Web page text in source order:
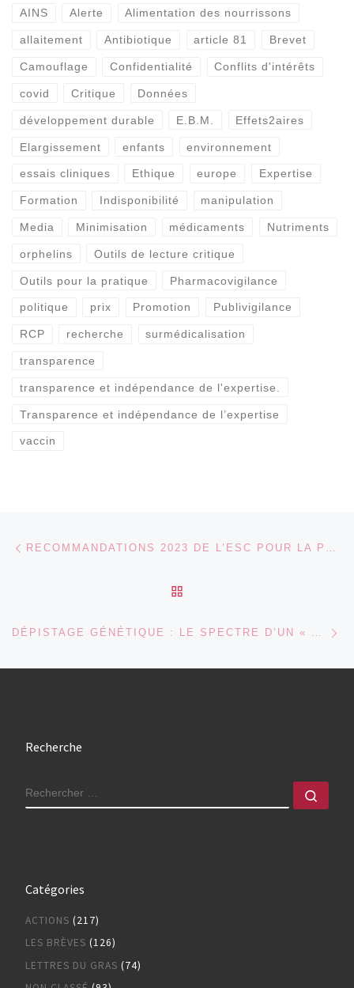
AINS Alerte Alimentation des nourrissons
allaitement Antibiotique article 81 Brevet
Camouflage Confidentialité Conflits d'intérêts
covid Critique Données
développement durable E.B.M. Effets2aires
Elargissement enfants environnement
essais cliniques Ethique europe Expertise
Formation Indisponibilité manipulation
Media Minimisation médicaments Nutriments
orphelins Outils de lecture critique
Outils pour la pratique Pharmacovigilance
politique prix Promotion Publivigilance
RCP recherche surmédicalisation
transparence
transparence et indépendance de l'expertise.
Transparence et indépendance de l’expertise
vaccin
Parcourir les articles RECOMMANDATIONS 2023 DE L’ESC POUR LA PRISE EN CHARGE DES CARDIOMYOPATHIES: ANALYSE CRITIQUE DE LEITLINIENWATCH
DÉPISTAGE GÉNÉTIQUE : LE SPECTRE D’UN « FAR WEST » COMMERCIAL
Recherche
RECHERCHER
Catégories
ACTIONS (217)
LES BRÈVES (126)
LETTRES DU GRAS (74)